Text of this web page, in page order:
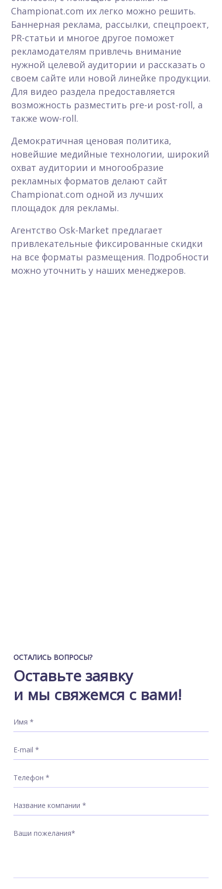
Championat.com их легко можно решить.
Баннерная реклама, рассылки, спецпроект,
PR-статьи и многое другое поможет
рекламодателям привлечь внимание
нужной целевой аудитории и рассказать о
своем сайте или новой линейке продукции.
Для видео раздела предоставляется
возможность разместить pre-и post-roll, а
также wow-roll.
Демократичная ценовая политика,
новейшие медийные технологии, широкий
охват аудитории и многообразие
рекламных форматов делают сайт
Championat.com одной из лучших
площадок для рекламы.
Агентство Osk-Market предлагает
привлекательные фиксированные скидки
на все форматы размещения. Подробности
можно уточнить у наших менеджеров.
ОСТАЛИСЬ ВОПРОСЫ?
Оставьте заявку
и мы свяжемся с вами!